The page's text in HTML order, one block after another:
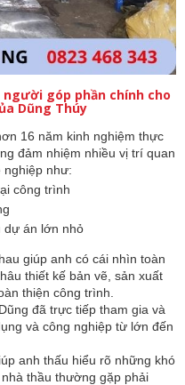
người góp phần chính cho
Dũng Thúy
16 năm kinh nghiệm thực
đảm nhiệm nhiều vị trí quan
nghiệp như:
công trình
dự án lớn nhỏ
giúp anh có cái nhìn toàn
thiết kế bản vẽ, sản xuất
thiện công trình.
đã trực tiếp tham gia và
và công nghiệp từ lớn đến
anh thấu hiểu rõ những khó
thầu thường gặp phải